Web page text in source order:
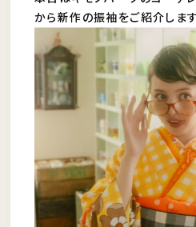
から新作の振袖をご紹介します